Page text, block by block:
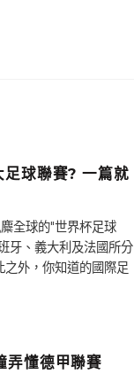
球聯賽? 一篇就
全球的"世界杯足球
牙、義大利及法國所分
外，你知道的國際足
弄懂德甲聯賽